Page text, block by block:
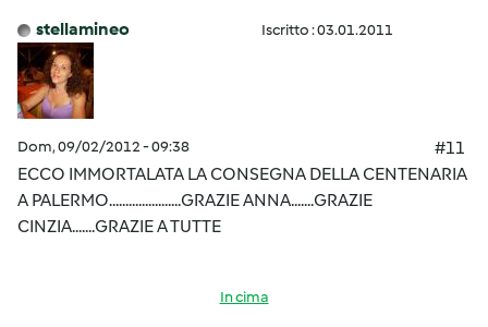
stellamineo Iscritto : 03.01.2011
Dom, 09/02/2012 - 09:38
#11
ECCO IMMORTALATA LA CONSEGNA DELLA CENTENARIA
A PALERMO......................GRAZIE ANNA.......GRAZIE
CINZIA.......GRAZIE A TUTTE
In cima